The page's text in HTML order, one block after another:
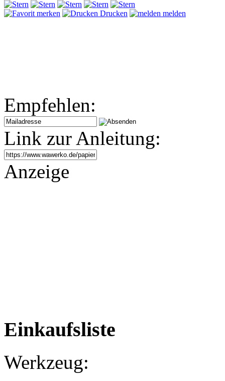
merken Drucken melden
Empfehlen:
Link zur Anleitung:
Anzeige
Einkaufsliste
Werkzeug: